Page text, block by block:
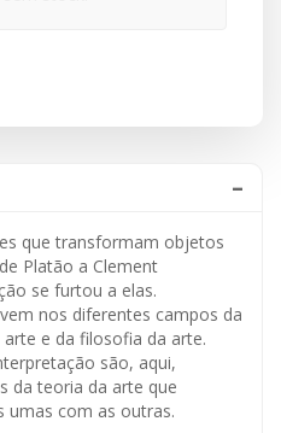
que transformam objetos
Platão a Clement
se furtou a elas.
nos diferentes campos da
e da filosofia da arte.
são, aqui,
da teoria da arte que
umas com as outras.